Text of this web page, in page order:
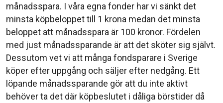
månadsspara. I våra egna fonder har vi sänkt det
minsta köpbeloppet till 1 krona medan det minsta
beloppet att månadsspara är 100 kronor. Fördelen
med just månadssparande är att det sköter sig självt.
Dessutom vet vi att många fondsparare i Sverige
köper efter uppgång och säljer efter nedgång. Ett
löpande månadssparande gör att du inte aktivt
behöver ta det där köpbeslutet i dåliga börstider då